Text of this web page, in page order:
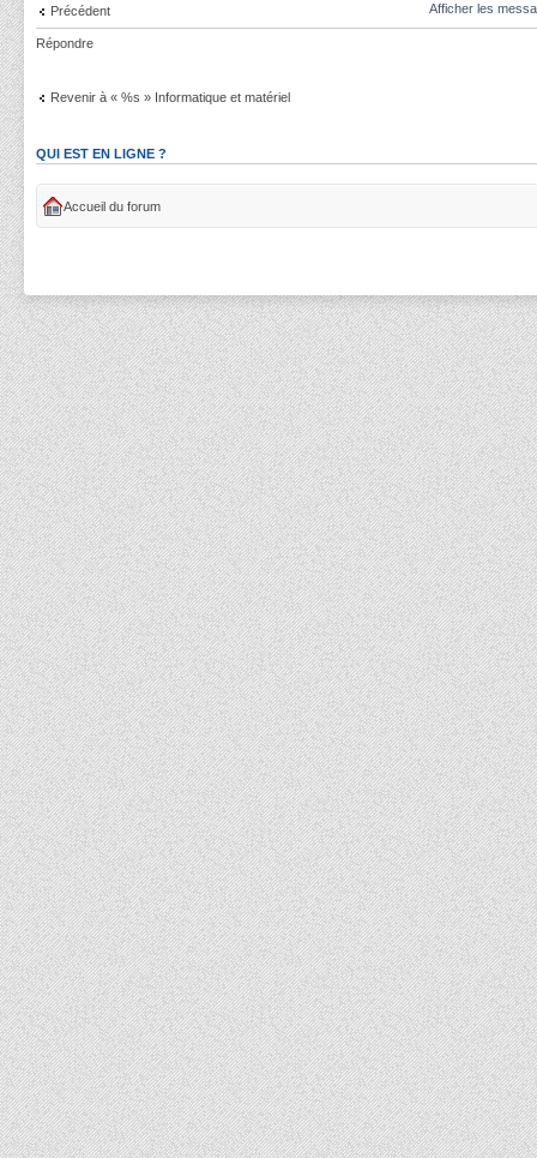
Précédent Afficher les
Répondre
Revenir à « %s » Informatique et matériel
QUI EST EN LIGNE ?
Accueil du forum